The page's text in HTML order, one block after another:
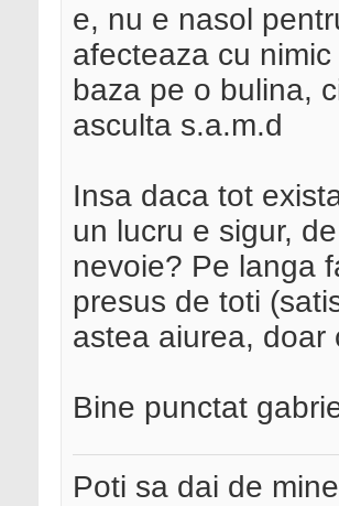
e, nu e nasol
afecteaza cu
baza pe o bulina,
asculta s.a.m.d
Insa daca tot
un lucru e sigur,
nevoie? Pe langa
presus de toti
astea aiurea, doar
Bine punctat
Poti sa dai de